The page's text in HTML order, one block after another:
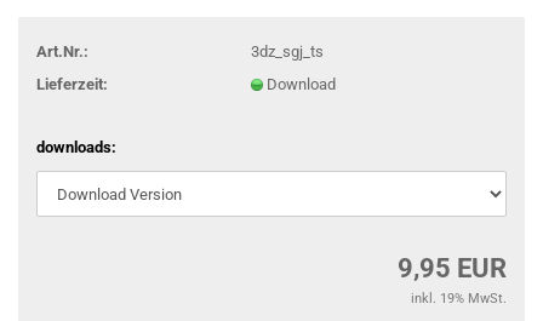
Art.Nr.:
3dz_sgj_ts
Lieferzeit:
Download
downloads:
9,95 EUR
inkl. 19% MwSt.